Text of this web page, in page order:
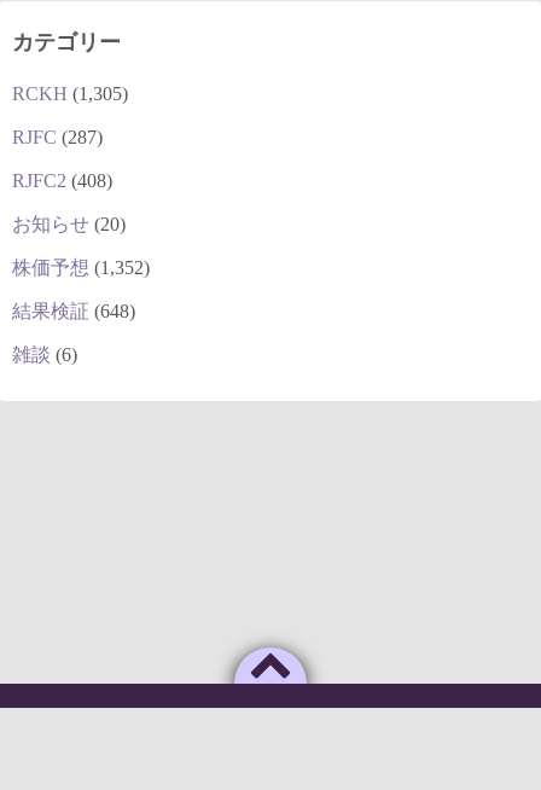
カテゴリー
RCKH (1,305)
RJFC (287)
RJFC2 (408)
お知らせ (20)
株価予想 (1,352)
結果検証 (648)
雑談 (6)